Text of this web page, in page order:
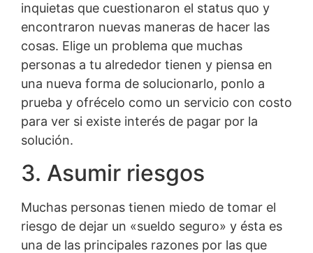
inquietas que cuestionaron el status quo y
encontraron nuevas maneras de hacer las
cosas. Elige un problema que muchas
personas a tu alrededor tienen y piensa en
una nueva forma de solucionarlo, ponlo a
prueba y ofrécelo como un servicio con costo
para ver si existe interés de pagar por la
solución.
3. Asumir riesgos
Muchas personas tienen miedo de tomar el
riesgo de dejar un «sueldo seguro» y ésta es
una de las principales razones por las que